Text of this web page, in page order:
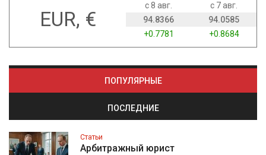
EUR, €
с 8 авг.
с 7 авг.
94.8366
94.0585
+0.7781
+0.8684
ПОПУЛЯРНЫЕ
ПОСЛЕДНИЕ
Статьи
Арбитражный юрист